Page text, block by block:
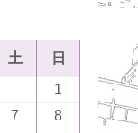
土 日
1
7
8